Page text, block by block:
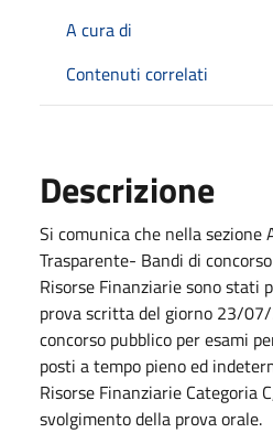
A cura di
Contenuti correlati
Descrizione
Si comunica che nella sezione
Trasparente- Bandi di
Risorse Finanziarie sono stati
prova scritta del giorno 23/
concorso pubblico per esami
posti a tempo pieno ed
Risorse Finanziarie Categoria
svolgimento della prova orale.